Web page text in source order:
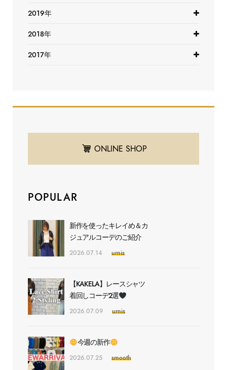
2019年
2018年
2017年
ONLINE SHOP
POPULAR
新作を使ったキレイめ＆カ
ジュアルコーデのご紹介
2026.07.14 urnis
【KAKELA】レースシャツ
着回しコーデ2選
2026.07.09 urnis
今週の新作
2026.07.25 smooth